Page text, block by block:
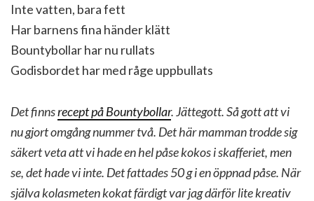
Inte vatten, bara fett
Har barnens fina händer klätt
Bountybollar har nu rullats
Godisbordet har med råge uppbullats
Det finnsrecept på Bountybollar. Jättegott. Så gott att vi
nu gjort omgång nummer två. Det här mamman trodde sig
säkert veta att vi hade en hel påse kokos i skafferiet, men
se, det hade vi inte. Det fattades 50 g i en öppnad påse. När
själva kolasmeten kokat färdigt var jag därför lite kreativ